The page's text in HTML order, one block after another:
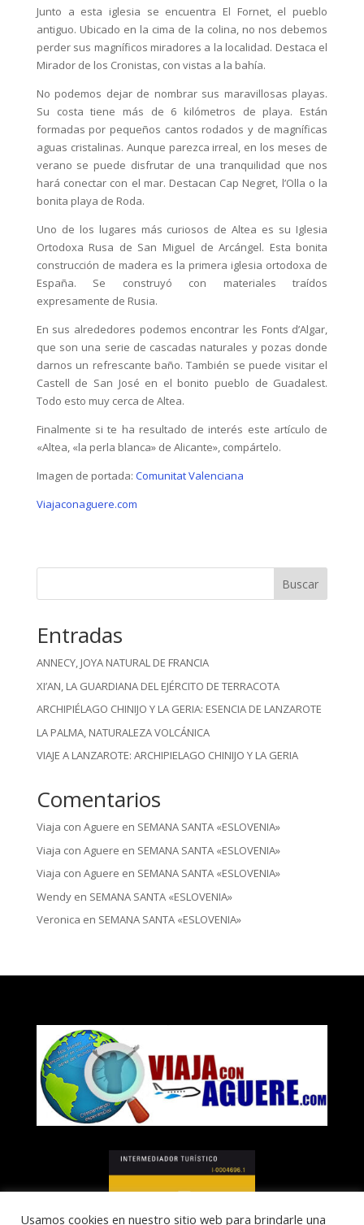
Junto a esta iglesia se encuentra El Fornet, el pueblo
antiguo. Ubicado en la cima de la colina, no nos debemos
perder sus magníficos miradores a la localidad. Destaca el
Mirador de los Cronistas, con vistas a la bahía.
No podemos dejar de nombrar sus maravillosas playas.
Su costa tiene más de 6 kilómetros de playa. Están
formadas por pequeños cantos rodados y de magníficas
aguas cristalinas. Aunque parezca irreal, en los meses de
verano se puede disfrutar de una tranquilidad que nos
hará conectar con el mar. Destacan Cap Negret, l’Olla o la
bonita playa de Roda.
Uno de los lugares más curiosos de Altea es su Iglesia
Ortodoxa Rusa de San Miguel de Arcángel. Esta bonita
construcción de madera es la primera iglesia ortodoxa de
España. Se construyó con materiales traídos
expresamente de Rusia.
En sus alrededores podemos encontrar les Fonts d’Algar,
que son una serie de cascadas naturales y pozas donde
darnos un refrescante baño. También se puede visitar el
Castell de San José en el bonito pueblo de Guadalest.
Todo esto muy cerca de Altea.
Finalmente si te ha resultado de interés este artículo de
«Altea, «la perla blanca» de Alicante», compártelo.
Imagen de portada: Comunitat Valenciana
Viajaconaguere.com
Buscar
Entradas
ANNECY, JOYA NATURAL DE FRANCIA
XI’AN, LA GUARDIANA DEL EJÉRCITO DE TERRACOTA
ARCHIPIÉLAGO CHINIJO Y LA GERIA: ESENCIA DE LANZAROTE
LA PALMA, NATURALEZA VOLCÁNICA
VIAJE A LANZAROTE: ARCHIPIELAGO CHINIJO Y LA GERIA
Comentarios
Viaja con Aguere en SEMANA SANTA «ESLOVENIA»
Viaja con Aguere en SEMANA SANTA «ESLOVENIA»
Viaja con Aguere en SEMANA SANTA «ESLOVENIA»
Wendyen SEMANA SANTA «ESLOVENIA»
Veronica en SEMANA SANTA «ESLOVENIA»
Usamos cookies en nuestro sitio web para brindarle una